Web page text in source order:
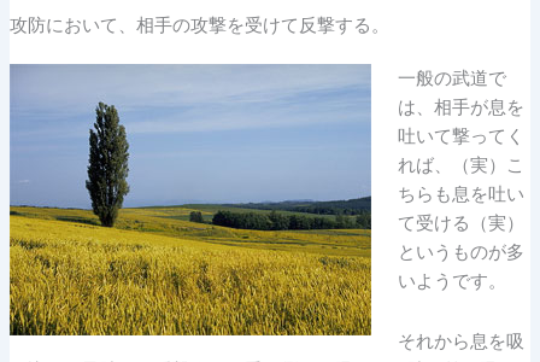
攻防において、相手の攻撃を受けて反撃する。
一般の武道で
は、相手が息を
吐いて撃ってく
れば、（実）こ
ちらも息を吐い
て受ける（実）
というものが多
いようです。
それから息を吸